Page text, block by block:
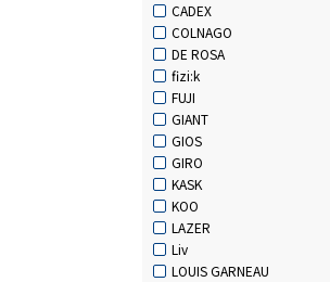
CADEX
COLNAGO
DE ROSA
fizi:k
FUJI
GIANT
GIOS
GIRO
KASK
KOO
LAZER
Liv
LOUIS GARNEAU